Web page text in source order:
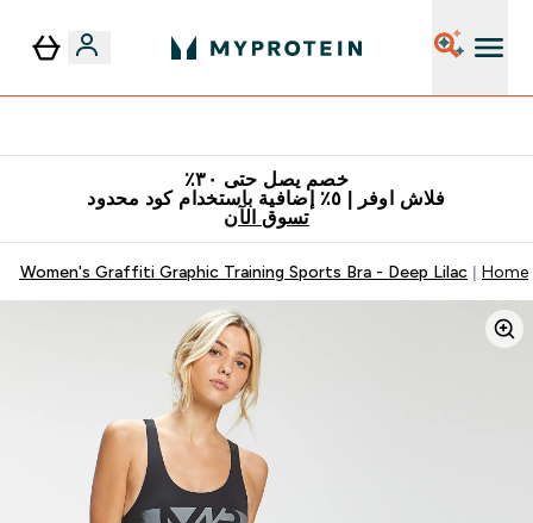
خصم يصل حتى ٣٠٪
فلاش اوفر | ٥٪ إضافية باستخدام كود محدود
تسوق الآن
Home
Women's Graffiti Graphic Training Sports Bra - Deep Lilac